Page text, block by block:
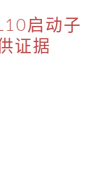
启动子
证据